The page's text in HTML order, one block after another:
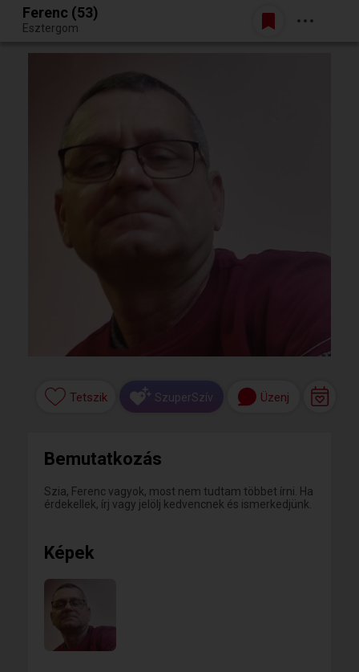
Egy jó randiból bármi lehet.
Belépés
Ferenc (53)
Esztergom
Tetszik SzuperSzív Üzenj
Bemutatkozás
Szia, Ferenc vagyok, most nem tudtam többet írni. Ha
érdekellek, írj vagy jelölj kedvencnek és ismerkedjünk.
Képek